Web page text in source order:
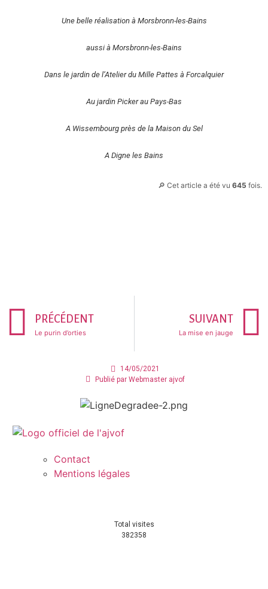
Une belle réalisation à Morsbronn-les-Bains
aussi à Morsbronn-les-Bains
Dans le jardin de l’Atelier du Mille Pattes à Forcalquier
Au jardin Picker au Pays-Bas
A Wissembourg près de la Maison du Sel
A Digne les Bains
🔎 Cet article a été vu 645 fois.
PRÉCÉDENT
Le purin d’orties
SUIVANT
La mise en jauge
14/05/2021
Publié par Webmaster ajvof
Contact
Mentions légales
Total visites
382358